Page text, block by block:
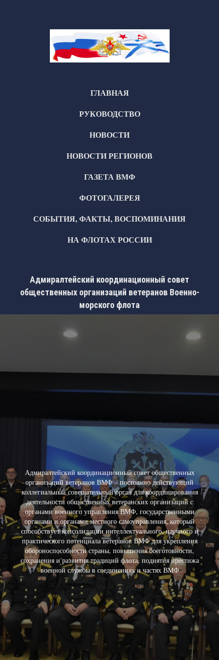
ГЛАВНАЯ
РУКОВОДСТВО
НОВОСТИ
НОВОСТИ РЕГИОНОВ
ГАЗЕТА ВМФ
ФОТОГАЛЕРЕЯ
СОБЫТИЯ, ФАКТЫ, ВОСПОМИНАНИЯ
НА ФЛОТАХ РОССИИ
Адмиралтейский координационный совет
общественных организаций ветеранов Военно-
морского флота
Адмиралтейский координационный совет общественных
организаций ветеранов ВМФ – постоянно действующий
коллегиальный совещательный орган для координирования
деятельности общественных ветеранских организаций с
органами военного управления ВМФ, государственными
органами и органами местного самоуправления, который
способствует консолидации интеллектуального, научного и
практического потенциала ветеранов ВМФ для укрепления
обороноспособности страны, повышения боеготовности,
сохранения и развития традиций флота, поднятия престижа
военной службы в соединениях и частях ВМФ